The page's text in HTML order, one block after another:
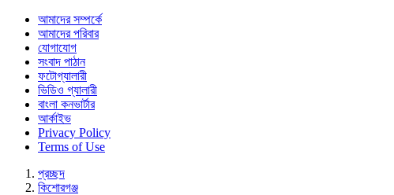
আমাদের সম্পর্কে
আমাদের পরিবার
যোগাযোগ
সংবাদ পাঠান
ফটোগ্যালারী
ভিডিও গ্যালারী
বাংলা কনভার্টার
আর্কাইভ
Privacy Policy
Terms of Use
প্রচ্ছদ
কিশোরগঞ্জ